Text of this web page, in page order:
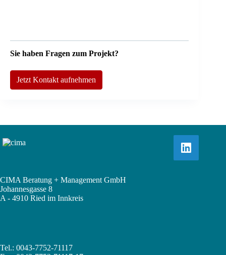
Sie haben Fragen zum Projekt?
Jetzt Kontakt aufnehmen
CIMA Beratung + Management GmbH
Johannesgasse 8
A - 4910 Ried im Innkreis
Tel.: 0043-7752-71117